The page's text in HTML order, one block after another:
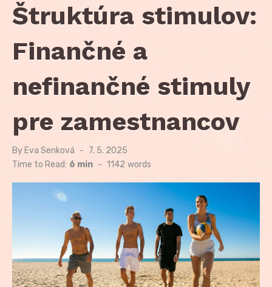
Štruktúra stimulov:
Finančné a
nefinančné stimuly
pre zamestnancov
By Eva Senková
Posted
on
7. 5. 2025
Time to Read: 6 min - 1142 words